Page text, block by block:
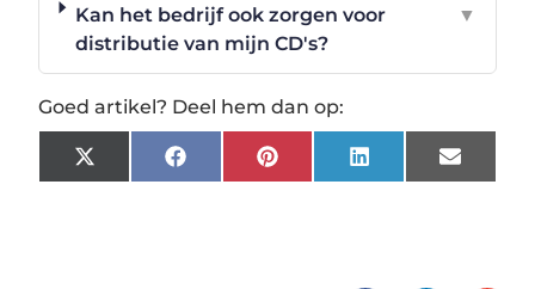
Kan het bedrijf ook zorgen voor
distributie van mijn CD's?
▼
Goed artikel? Deel hem dan op:
X
(Twitter)
FacebookPinterestLinkedInEmail